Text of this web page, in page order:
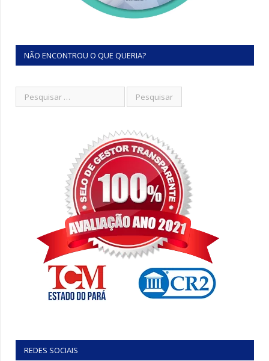
NÃO ENCONTROU O QUE QUERIA?
REDES SOCIAIS